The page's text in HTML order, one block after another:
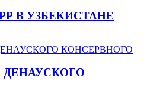
В УЗБЕКИСТАНЕ